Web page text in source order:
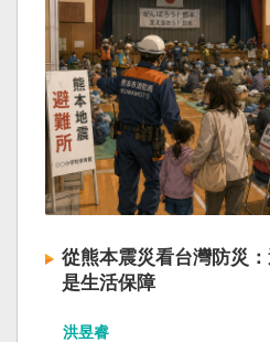
從熊本震災看台灣防災
是生活保障
洪昱睿